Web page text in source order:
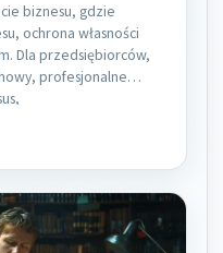
biznesu, gdzie
ochrona własności
Dla przedsiębiorców,
profesjonalne